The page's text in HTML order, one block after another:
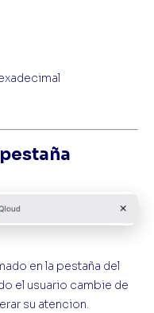
en la pestaña del
el usuario cambie de
su atencion.